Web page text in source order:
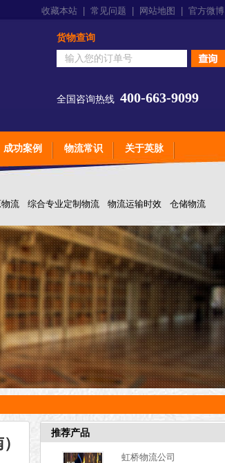
收藏本站 常见问题 网站地图 官方微博
货物查询
全国咨询热线 400-663-9099
成功案例 物流常识 关于英脉
流 综合专业定制物流 物流运输时效 仓储物流
流
推荐产品
虹桥物流公司